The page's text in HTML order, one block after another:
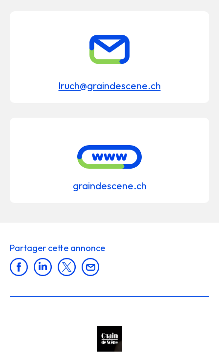
lruch@graindescene.ch
graindescene.ch
Partager cette annonce